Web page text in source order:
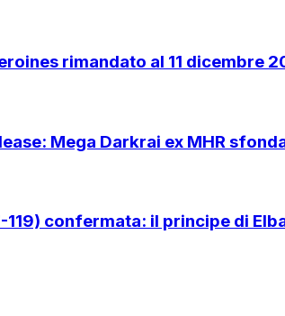
rimandato al 11
Mega Darkrai ex MHR
119) confermata: il principe di